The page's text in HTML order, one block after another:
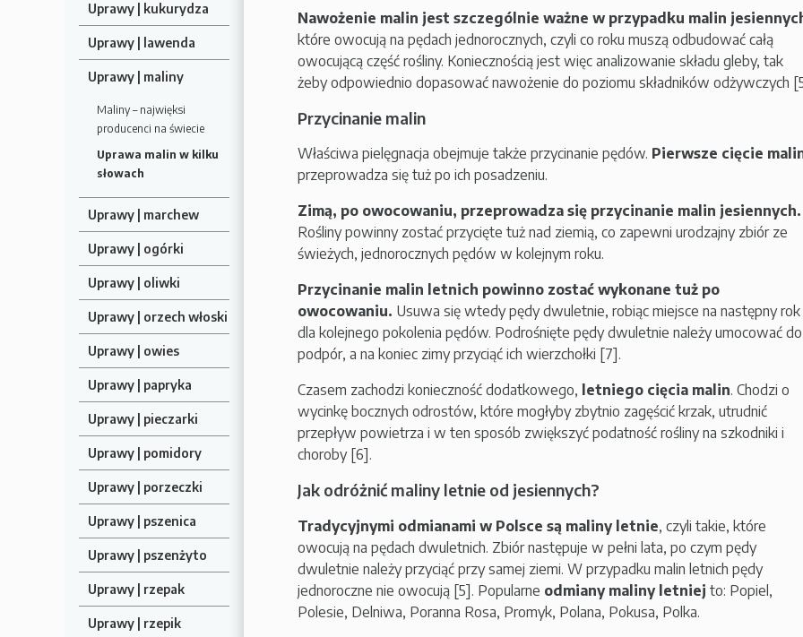
Uprawy | kukurydza
Uprawy | lawenda
Uprawy | maliny
Maliny – najwięksi
producenci na świecie
Uprawa malin w kilku
słowach
Uprawy | marchew
Uprawy | ogórki
Uprawy | oliwki
Uprawy | orzech włoski
Uprawy | owies
Uprawy | papryka
Uprawy | pieczarki
Uprawy | pomidory
Uprawy | porzeczki
Uprawy | pszenica
Uprawy | pszenżyto
Uprawy | rzepak
Uprawy | rzepik
Nawożenie malin jest szczególnie ważne w przypadku malin
które owocują na pędach jednorocznych, czyli co roku muszą odbudować całą
owocującą część rośliny. Koniecznością jest więc analizowanie składu gleby, tak
żeby odpowiednio dopasować nawożenie do poziomu składników odżywczych
Przycinanie malin
Właściwa pielęgnacja obejmuje także przycinanie pędów. Pierwsze cięcie
przeprowadza się tuż po ich posadzeniu.
Zimą, po owocowaniu, przeprowadza się przycinanie malin jesiennych.
Rośliny powinny zostać przycięte tuż nad ziemią, co zapewni urodzajny zbiór ze
świeżych, jednorocznych pędów w kolejnym roku.
Przycinanie malin letnich powinno zostać wykonane tuż po
owocowaniu. Usuwa się wtedy pędy dwuletnie, robiąc miejsce na następny rok
dla kolejnego pokolenia pędów. Podrośnięte pędy dwuletnie należy umocować do
podpór, a na koniec zimy przyciąć ich wierzchołki [7].
Czasem zachodzi konieczność dodatkowego, letniego cięcia malin. Chodzi o
wycinkę bocznych odrostów, które mogłyby zbytnio zagęścić krzak, utrudnić
przepływ powietrza i w ten sposób zwiększyć podatność rośliny na szkodniki i
choroby [6].
Jak odróżnić maliny letnie od jesiennych?
Tradycyjnymi odmianami w Polsce są maliny letnie, czyli takie, które
owocują na pędach dwuletnich. Zbiór następuje w pełni lata, po czym pędy
dwuletnie należy przyciąć przy samej ziemi. W przypadku malin letnich pędy
jednoroczne nie owocują [5]. Popularne odmiany maliny letniej to: Popiel,
Polesie, Delniwa, Poranna Rosa, Promyk, Polana, Pokusa, Polka.